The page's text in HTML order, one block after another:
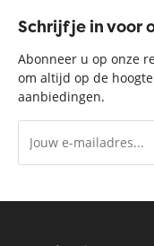
Schrijf je in voor
Abonneer u op onze
om altijd op de
aanbiedingen.